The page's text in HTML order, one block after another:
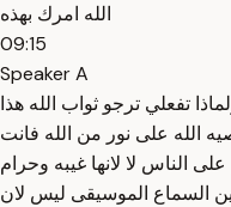
الله امرك بهذه
09:15
Speaker A
تفعلي ترجو ثواب الله هذا
الله على نور من الله فانت
الناس لا لانها غيبه وحرام
السماع الموسيقى ليس لان